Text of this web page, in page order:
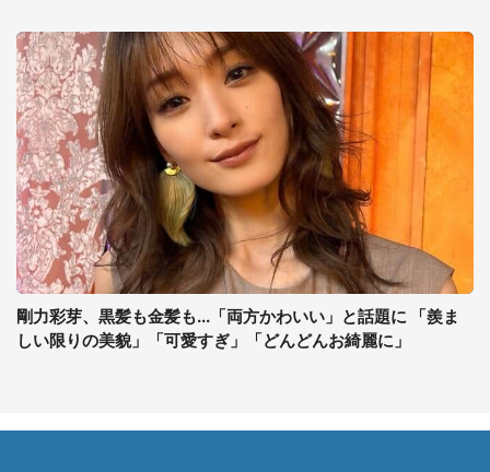
剛力彩芽、黒髪も金髪も...「両方かわいい」と話題に 「羨ま
しい限りの美貌」「可愛すぎ」「どんどんお綺麗に」